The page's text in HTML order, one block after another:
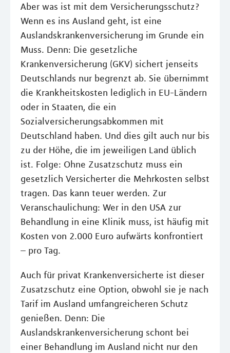
Aber was ist mit dem Versicherungsschutz?
Wenn es ins Ausland geht, ist eine
Auslandskrankenversicherung im Grunde ein
Muss. Denn: Die gesetzliche
Krankenversicherung (GKV) sichert jenseits
Deutschlands nur begrenzt ab. Sie übernimmt
die Krankheitskosten lediglich in EU-Ländern
oder in Staaten, die ein
Sozialversicherungsabkommen mit
Deutschland haben. Und dies gilt auch nur bis
zu der Höhe, die im jeweiligen Land üblich
ist. Folge: Ohne Zusatzschutz muss ein
gesetzlich Versicherter die Mehrkosten selbst
tragen. Das kann teuer werden. Zur
Veranschaulichung: Wer in den USA zur
Behandlung in eine Klinik muss, ist häufig mit
Kosten von 2.000 Euro aufwärts konfrontiert
– pro Tag.
Auch für privat Krankenversicherte ist dieser
Zusatzschutz eine Option, obwohl sie je nach
Tarif im Ausland umfangreicheren Schutz
genießen. Denn: Die
Auslandskrankenversicherung schont bei
einer Behandlung im Ausland nicht nur den